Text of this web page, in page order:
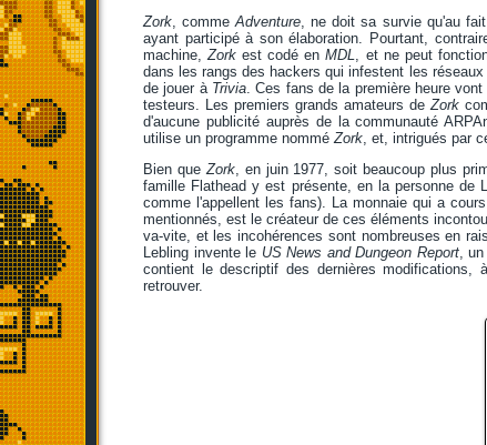
Zork, commeAdventure, ne doit sa survie qu'au
ayant participé à son élaboration. Pourtant,
machine,Zork est codé enMDL, et ne peut
dans les rangs des hackers qui infestent les
de jouer à Trivia. Ces fans de la première heure
testeurs. Les premiers grands amateurs deZork
d'aucune publicité auprès de la communauté
utilise un programme nomméZork, et, intrigués par
Bien queZork, en juin 1977, soit beaucoup plus
famille Flathead y est présente, en la personne de
comme l'appellent les fans). La monnaie qui a
mentionnés, est le créateur de ces éléments
va-vite, et les incohérences sont nombreuses en
Lebling invente le US News and Dungeon Report, un
contient le descriptif des dernières
retrouver.